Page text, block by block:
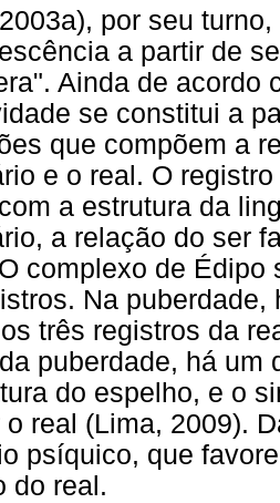
por seu
a partir de
Ainda de acordo
se constitui a
que compõem a
e o real. O
a estrutura da
a relação do ser
complexo de Édipo
Na
três registros da
puberdade, há um
do espelho, e o
o real (Lima, 2009).
psíquico, que
do real.